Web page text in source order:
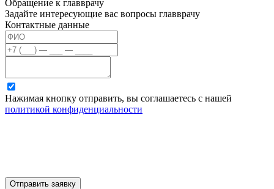
Обращение к главврачу
Задайте интересующие вас вопросы главврачу
Контактные данные
Нажимая кнопку отправить, вы соглашаетесь с нашей
политикой конфиденциальности
Отправить заявку